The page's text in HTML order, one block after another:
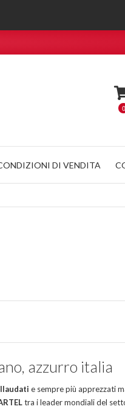
0
DI VENDITA
azzurro italia
e sempre più apprezzati
tra i leader mondiali del